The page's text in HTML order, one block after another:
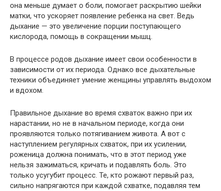
она меньше думает о боли, помогает раскрытию шейки
матки, что ускоряет появление ребенка на свет. Ведь
дыхание — это увеличение порции поступающего
кислорода, помощь в сокращении мышц.
В процессе родов дыхание имеет свои особенности в
зависимости от их периода. Однако все дыхательные
техники объединяет умение женщины управлять выдохом
и вдохом.
Правильное дыхание во время схваток важно при их
нарастании, но не в начальном периоде, когда они
проявляются только потягиванием живота. А вот с
наступлением регулярных схваток, при их усилении,
роженица должна понимать, что в этот период уже
нельзя зажиматься, кричать и подавлять боль. Это
только усугубит процесс. Те, кто рожают первый раз,
сильно напрягаются при каждой схватке, подавляя тем